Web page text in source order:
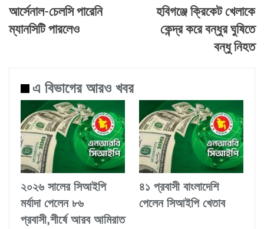
আর্সেনাল-চেলসি পারেনি
ম্যানসিটি পারলেও
হবিগঞ্জে ক্রিকেট খেলাকে
কেন্দ্র করে বন্ধুর ঘুষিতে
বন্ধু নিহত
এ বিভাগের আরও খবর
২০২৬ সালের সিআইপি
মর্যাদা পেলেন ৮৬
প্রবাসী,শীর্ষে আরব আমিরাত
৪১ প্রবাসী বাংলাদেশি
পেলেন সিআইপি খেতাব